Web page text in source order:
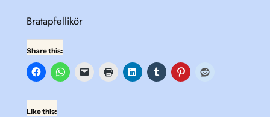
Bratapfellikör
Share this:
Like this: